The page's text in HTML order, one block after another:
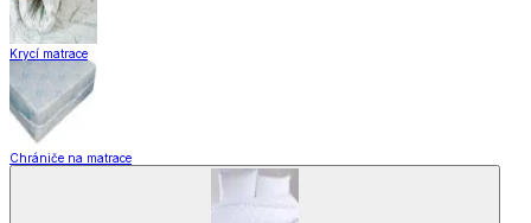
Krycí matrace
Chrániče na matrace